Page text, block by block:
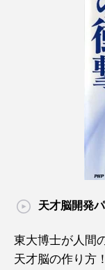
天才脳開発
東大博士が人間
天才脳の作り方！